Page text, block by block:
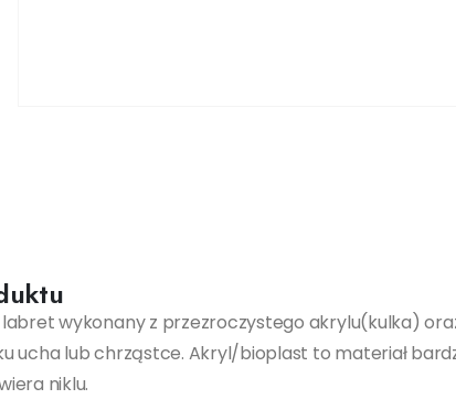
wykonany z przezroczystego akrylu(kulka)
ucha lub chrząstce. Akryl/bioplast to materiał
niklu.